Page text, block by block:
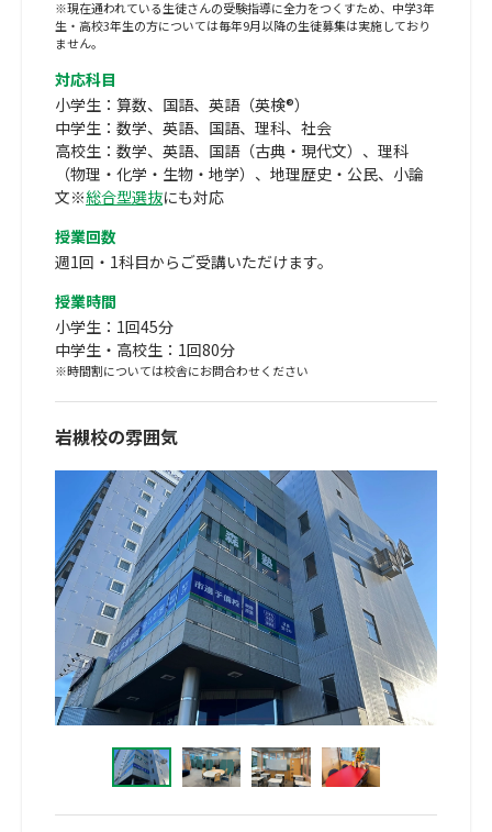
※現在通われている生徒さんの受験指導に全力をつくすため、中学3年
生・高校3年生の方については毎年9月以降の生徒募集は実施しており
ません。
対応科目
小学生：算数、国語、英語（英検®）
中学生：数学、英語、国語、理科、社会
高校生：数学、英語、国語（古典・現代文）、理科
（物理・化学・生物・地学）、地理歴史・公民、小論
文※総合型選抜にも対応
授業回数
週1回・1科目からご受講いただけます。
授業時間
小学生：1回45分
中学生・高校生：1回80分
※時間割については校舎にお問合わせください
岩槻校の雰囲気